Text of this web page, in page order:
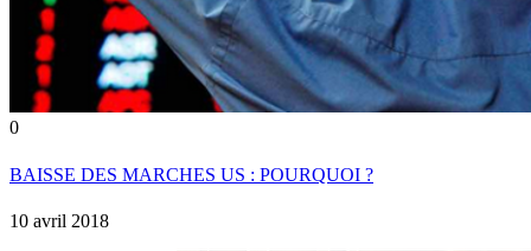
0
BAISSE DES MARCHES US : POURQUOI ?
10 avril 2018